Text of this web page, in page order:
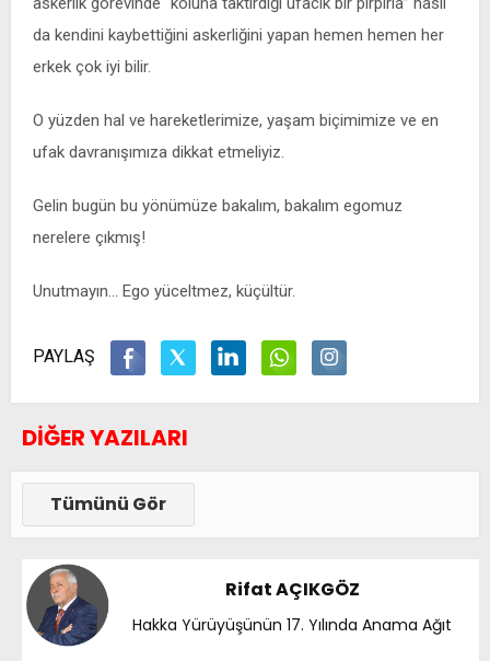
da kendini kaybettiğini askerliğini yapan hemen hemen her
erkek çok iyi bilir.
O yüzden hal ve hareketlerimize, yaşam biçimimize ve en
ufak davranışımıza dikkat etmeliyiz.
Gelin bugün bu yönümüze bakalım, bakalım egomuz
nerelere çıkmış!
Unutmayın… Ego yüceltmez, küçültür.
PAYLAŞ
DİĞER YAZILARI
Tümünü Gör
Rifat AÇIKGÖZ
Hakka Yürüyüşünün 17. Yılında Anama Ağıt